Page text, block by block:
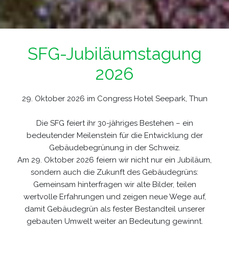
SFG-Jubiläumstagung
2026
29. Oktober 2026 im Congress Hotel Seepark, Thun
Die SFG feiert ihr 30-jähriges Bestehen – ein
bedeutender Meilenstein für die Entwicklung der
Gebäudebegrünung in der Schweiz.
Am 29. Oktober 2026 feiern wir nicht nur ein Jubiläum,
sondern auch die Zukunft des Gebäudegrüns:
Gemeinsam hinterfragen wir alte Bilder, teilen
wertvolle Erfahrungen und zeigen neue Wege auf,
damit Gebäudegrün als fester Bestandteil unserer
gebauten Umwelt weiter an Bedeutung gewinnt.